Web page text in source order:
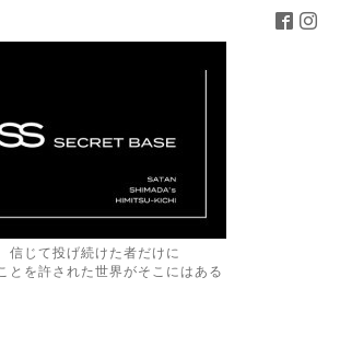
信じて投げ続けた者だけに
とを許された世界がそこにはある